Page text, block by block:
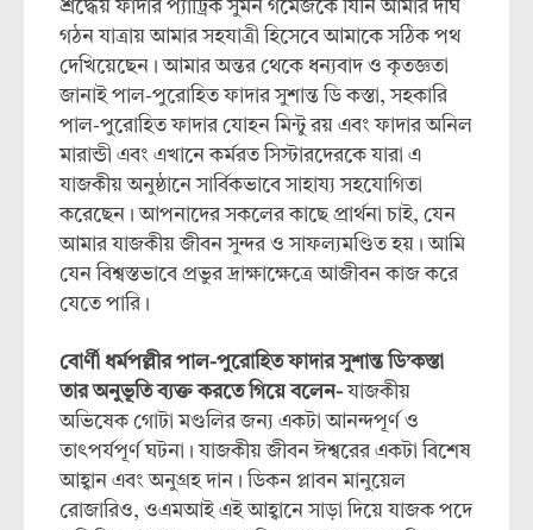
শ্রদ্ধেয় ফাদার প্যাট্রিক সুমন গমেজকে যিনি আমার দীর্ঘ
গঠন যাত্রায় আমার সহযাত্রী হিসেবে আমাকে সঠিক পথ
দেখিয়েছেন। আমার অন্তর থেকে ধন্যবাদ ও কৃতজ্ঞতা
জানাই পাল-পুরোহিত ফাদার সুশান্ত ডি কস্তা, সহকারি
পাল-পুরোহিত ফাদার যোহন মিন্টু রয় এবং ফাদার অনিল
মারান্ডী এবং এখানে কর্মরত সিস্টারদেরকে যারা এ
যাজকীয় অনুষ্ঠানে সার্বিকভাবে সাহায্য সহযোগিতা
করেছেন। আপনাদের সকলের কাছে প্রার্থনা চাই, যেন
আমার যাজকীয় জীবন সুন্দর ও সাফল্যমণ্ডিত হয়। আমি
যেন বিশ্বস্তভাবে প্রভুর দ্রাক্ষাক্ষেত্রে আজীবন কাজ করে
যেতে পারি।
বোর্ণী ধর্মপল্লীর পাল-পুরোহিত ফাদার সুশান্ত ডি’কস্তা
তার অনুভূতি ব্যক্ত করতে গিয়ে বলেন-যাজকীয়
অভিষেক গোটা মণ্ডলির জন্য একটা আনন্দপূর্ণ ও
তাৎপর্যপূর্ণ ঘটনা। যাজকীয় জীবন ঈশ্বরের একটা বিশেষ
আহ্বান এবং অনুগ্রহ দান। ডিকন প্লাবন মানুয়েল
রোজারিও, ওএমআই এই আহ্বানে সাড়া দিয়ে যাজক পদে